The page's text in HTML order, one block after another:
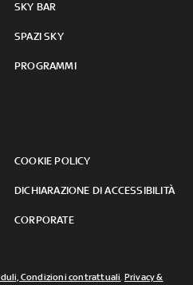
SKY BAR
SPAZI SKY
PROGRAMMI
COOKIE POLICY
DICHIARAZIONE DI ACCESSIBILITÀ
CORPORATE
Condizioni contrattuali, Privacy &